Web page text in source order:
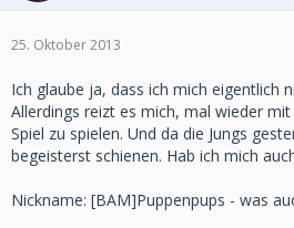
25. Oktober 2013
Ich glaube ja, dass ich mich eigentlich
Allerdings reizt es mich, mal wieder
Spiel zu spielen. Und da die Jungs
begeisterst schienen. Hab ich mich
Nickname: [BAM]Puppenpups - was